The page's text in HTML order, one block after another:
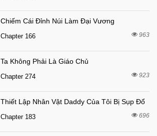
5 tháng trước
6 tháng trước
6 tháng trước
Chiếm Cái Đỉnh Núi Làm Đại Vương
Chapter 166 963
Ta Không Phải Là Giáo Chủ
Chapter 274 923
Thiết Lập Nhân Vật Daddy Của Tôi Bị Sụp Đổ
Chapter 183 696